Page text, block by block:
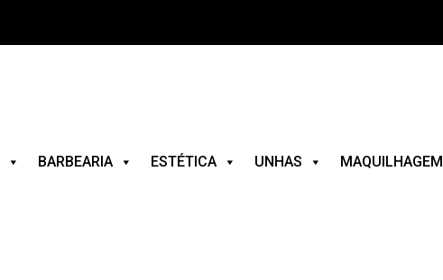
BARBEARIA ESTÉTICA UNHAS MAQUILHAGEM